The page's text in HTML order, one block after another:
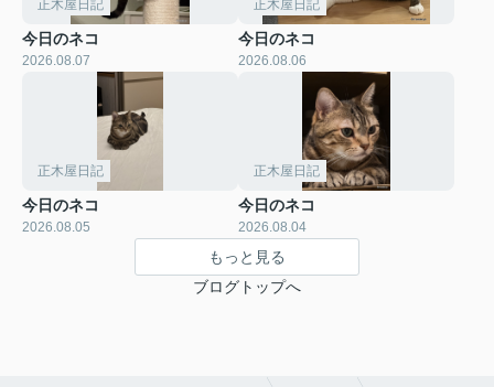
正木屋日記
今日のネコ
2026.08.07
正木屋日記
今日のネコ
2026.08.06
正木屋日記
今日のネコ
2026.08.05
正木屋日記
今日のネコ
2026.08.04
もっと見る
ブログトップへ